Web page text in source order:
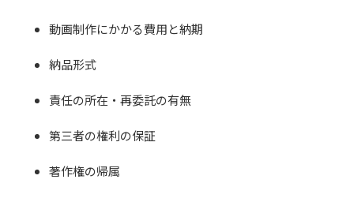
動画制作にかかる費用と納期
納品形式
責任の所在・再委託の有無
第三者の権利の保証
著作権の帰属